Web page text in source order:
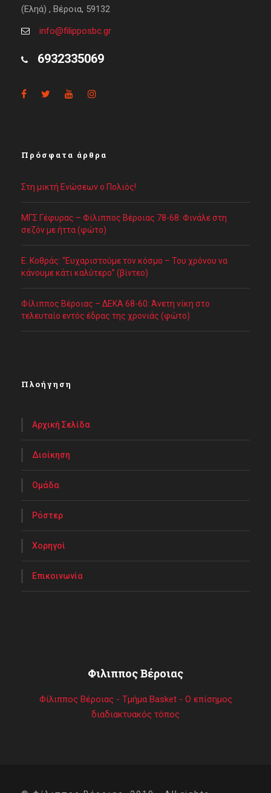
(Εληά) , Βέροια, 59132
info@filipposbc.gr
6932335069
Πρόσφατα άρθρα
Στη μικτή Ενώσεων ο Πολιός!
ΜΓΣ Γέφυρας – Φίλιππος Βέροιας 78-68: Φινάλε στη
σεζόν με ήττα (φώτο)
Ε. Κοθράς: “Ευχαριστούμε τον κόσμο – Του χρόνου να
κάνουμε κάτι καλύτερο” (βίντεο)
Φίλιππος Βέροιας – ΔΕΚΑ 68-60: Άνετη νίκη στο
τελευταίο εντός έδρας της χρονιάς (φώτο)
Πλοήγηση
Αρχική Σελίδα
Διοίκηση
Ομάδα
Ρόστερ
Χορηγοί
Επικοινωνία
Φιλιππος Βέροιας
Φίλιππος Βέροιας - Τμήμα Basket - Ο επίσημος
διαδιακτυακός τόπος